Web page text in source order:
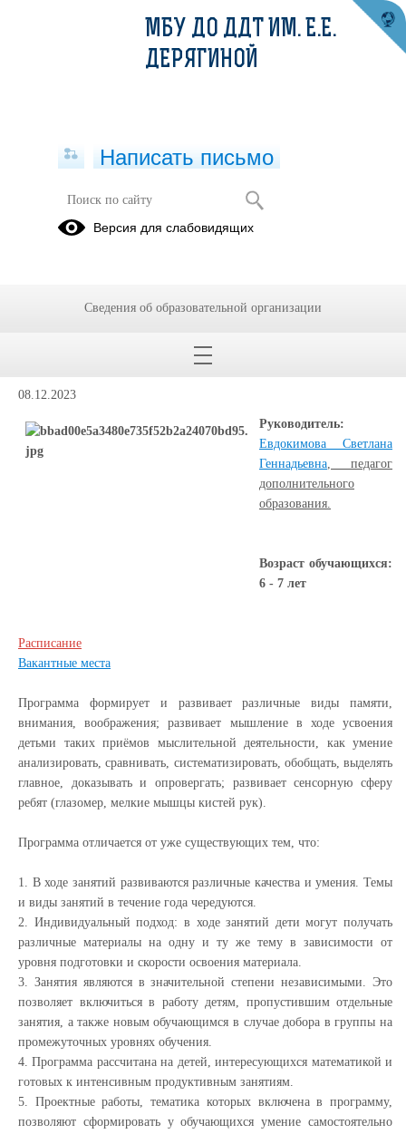
«УНИКУМ» - развитие логического
мышления
2023-2024
08.12.2023
Руководитель:
Евдокимова Светлана
Геннадьевна, педагог
дополнительного
образования.
Возраст обучающихся:
6 - 7 лет
Расписание
Вакантные места
Программа формирует и развивает различные виды памяти,
внимания, воображения; развивает мышление в ходе усвоения
детьми таких приёмов мыслительной деятельности, как умение
анализировать, сравнивать, систематизировать, обобщать, выделять
главное, доказывать и опровергать; развивает сенсорную сферу
ребят (глазомер, мелкие мышцы кистей рук).
Программа отличается от уже существующих тем, что:
1. В ходе занятий развиваются различные качества и умения. Темы
и виды занятий в течение года чередуются.
2. Индивидуальный подход: в ходе занятий дети могут получать
различные материалы на одну и ту же тему в зависимости от
уровня подготовки и скорости освоения материала.
3. Занятия являются в значительной степени независимыми. Это
позволяет включиться в работу детям, пропустившим отдельные
занятия, а также новым обучающимся в случае добора в группы на
промежуточных уровнях обучения.
4. Программа рассчитана на детей, интересующихся математикой и
готовых к интенсивным продуктивным занятиям.
5. Проектные работы, тематика которых включена в программу,
позволяют сформировать у обучающихся умение самостоятельно
МБУ ДО ДДТ ИМ. Е.Е.
ДЕРЯГИНОЙ
Написать письмо
Версия для слабовидящих
Сведения об образовательной организации